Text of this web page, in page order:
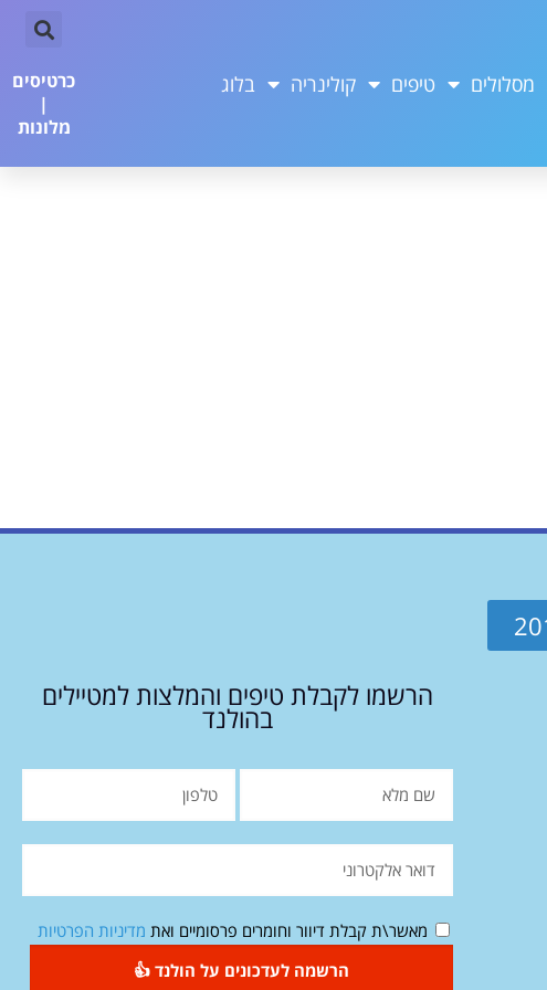
מסלולים טיפים קולינריה בלוג
כרטיסים
|
מלונות
הרשמו לקבלת טיפים והמלצות למטיילים
בהולנד
מאשר\ת קבלת דיוור וחומרים פרסומיים ואת מדיניות הפרטיות
הרשמה לעדכונים על הולנד 👍